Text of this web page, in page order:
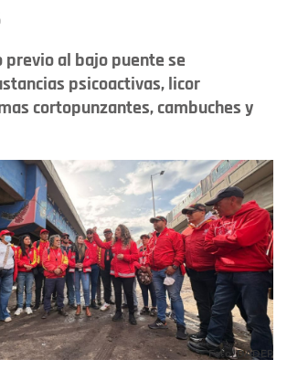
previo al bajo puente se
psicoactivas, licor
cortopunzantes, cambuches y
Foto: DADEP